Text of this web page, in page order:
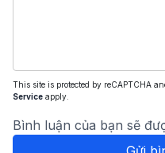
This site is protected by reCAPTCHA
Service apply.
Bình luận của bạn sẽ